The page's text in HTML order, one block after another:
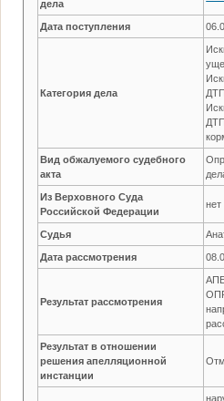
дела
Дата поступления
Категория дела
Вид обжалуемого судебного
акта
Из Верховного Суда
Российской Федерации
нет
Судья
Дата рассмотрения
Результат рассмотрения
Результат в отношении
решения апелляционной
инстанции